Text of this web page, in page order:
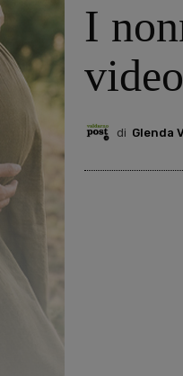
I
di Glenda